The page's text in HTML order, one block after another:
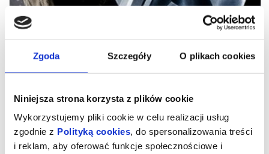
Zgoda Szczegóły O plikach cookies
Niniejsza strona korzysta z plików cookie
Wykorzystujemy pliki cookie w celu realizacji usług
zgodnie z Polityką cookies, do spersonalizowania treści
i reklam, aby oferować funkcje społecznościowe i